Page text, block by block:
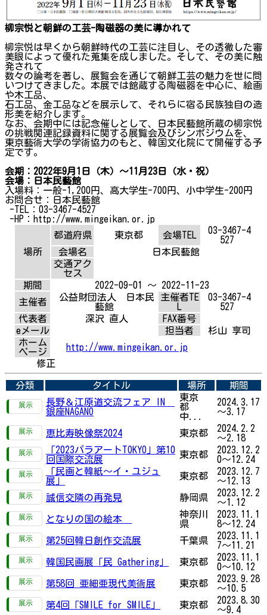
柳宗悦と朝鮮の工芸-陶磁器の美に導かれて
柳宗悦は早くから朝鮮時代の工芸に注目し、その透徹した審
美眼によって優れた蒐集を成しました。そして、その美に触
発されて
数々の論考を著し、展覧会を通じて朝鮮工芸の魅力を世に問
いつけてきました。本展では館蔵する陶磁器を中心に、絵画
や木工品、
石工品、金工品などを展示して、それらに宿る民族独自の造
形美を紹介します。
なお、会期中には記念催しとして、日本民藝館所蔵の柳宗悦
の挑戦関連記録資料に関する展覧会及びシンポジウムを、
東京藝術大学の学術協力のもと、韓国文化院にて開催する予
定です。
会期：2022年9月1日（木）～11月23日（水・祝）
会場：日本民藝館
入場料：一般-1,200円、高大学生-700円、小中学生-200円
お問合せ：日本民藝館
-TEL：03-3467-4527
-HP：http://www.mingeikan.or.jp
場所
都道府県 東京都 会場TEL
03-3467-4
527
会場名
日本民藝館
交通アク
セス
期間
2022-09-01 ～ 2022-11-23
主催者
公益財団法人 日本民
藝館
主催者TE
03-3467-4
527
代表者
深沢 直人
FAX番号
eメール
担当者
杉山 享司
ホーム
ページ
http://www.mingeikan.or.jp
修正
分類 タイトル 場所
期間
長野＆江原道交流フェア IN
銀座NAGANO
東京
都
中...
2024.3.17
～3.17
恵比寿映像祭2024 東京都
2024.2.2
～2.18
「2023パラアートTOKYO」第10
回国際交流展
東京都
2023.12.2
0～12.24
「民画と韓紙～イ・ユジュ
展」
東京都
2023.12.7
～12.13
誠信交隣の再発見
静岡県
2023.12.2
～1.12
となりの国の絵本
神奈川
県
2023.11.1
8～12.24
第25回韓日創作交流展
千葉県
2023.11.1
7～11.21
韓国民画展「民 Gathering」
東京都
2023.11.1
0～10.12
第58回 亜細亜現代美術展
東京都
2023.9.28
～10.5
第4回「SMILE for SMILE」
東京都
2023.8.30
～9.4